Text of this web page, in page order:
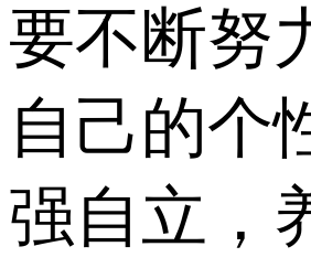
要不断努
自己的个
强自立，